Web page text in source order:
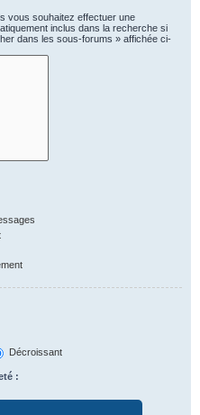
vous souhaitez effectuer une
inclus dans la recherche si
dans les sous-forums » affichée ci-
Décroissant
: